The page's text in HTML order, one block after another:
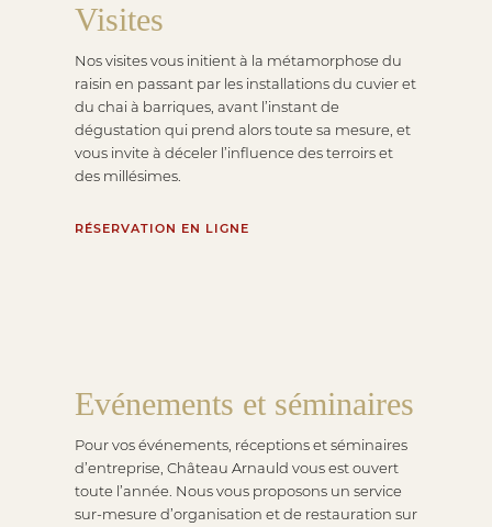
Visites
Nos visites vous initient à la métamorphose du
raisin en passant par les installations du cuvier et
du chai à barriques, avant l’instant de
dégustation qui prend alors toute sa mesure, et
vous invite à déceler l’influence des terroirs et
des millésimes.
RÉSERVATION EN LIGNE
Evénements et séminaires
Pour vos événements, réceptions et séminaires
d’entreprise, Château Arnauld vous est ouvert
toute l’année. Nous vous proposons un service
sur-mesure d’organisation et de restauration sur